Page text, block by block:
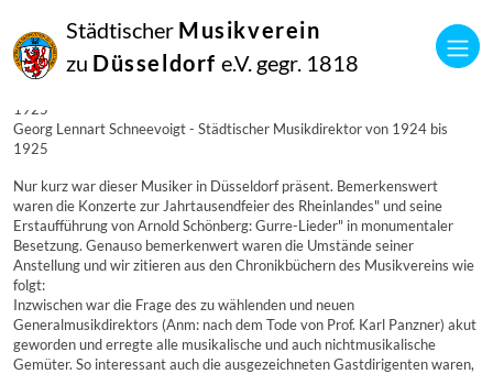
Städtischer Musikverein
zu Düsseldorf e.V. gegr. 1818
Januar
1925
Manfred Hill
1925
Georg Lennart Schneevoigt - Städtischer Musikdirektor von 1924 bis
1925
Nur kurz war dieser Musiker in Düsseldorf präsent. Bemerkenswert
waren die Konzerte zur Jahrtausendfeier des Rheinlandes" und seine
Erstaufführung von Arnold Schönberg: Gurre-Lieder" in monumentaler
Besetzung. Genauso bemerkenwert waren die Umstände seiner
Anstellung und wir zitieren aus den Chronikbüchern des Musikvereins wie
folgt:
Inzwischen war die Frage des zu wählenden und neuen
Generalmusikdirektors (Anm: nach dem Tode von Prof. Karl Panzner) akut
geworden und erregte alle musikalische und auch nichtmusikalische
Gemüter. So interessant auch die ausgezeichneten Gastdirigenten waren,